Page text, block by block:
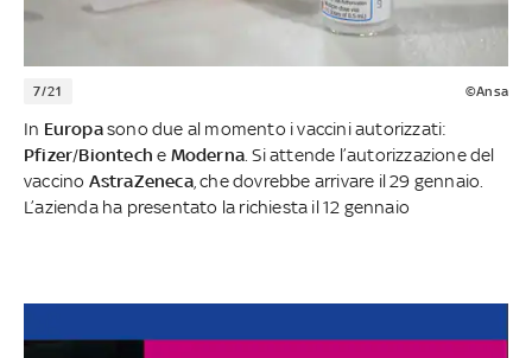
7/21 ©Ansa
In Europasono due al momento i vaccini autorizzati:
Pfizer/Bionteche Moderna . Si attende l’autorizzazione del
vaccino AstraZeneca, che dovrebbe arrivare il 29 gennaio.
L’azienda ha presentato la richiesta il 12 gennaio